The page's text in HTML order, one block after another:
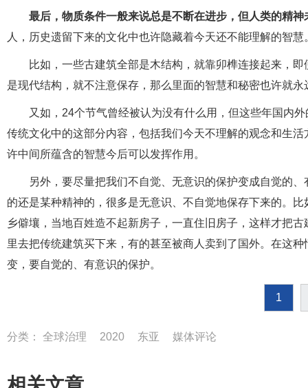
最后，物质条件一般来说总是不断在进步，但人类的精神
人，历史遗留下来的文化中也许隐藏着今天还不能理解的智慧
比如，一些古建筑全部是木结构，就靠卯榫连接起来，
是现代结构，就不注意保存，那么里面的智慧和秘密也许就永
又如，24个节气曾经被认为没有什么用，但这些年国内
传统文化中的这部分内容，包括我们今天不理解的观念和生
许中间所蕴含的智慧今后可以发挥作用。
另外，要尽量把我们不自觉、无意识的保护变成自觉的
的还是某种精神的，很多是无意识、不自觉地保存下来的。
乡僻壤，当地百姓造不起新房子，一直住旧房子，这样才把
里去把传统建筑买下来，有的甚至被商人卖到了国外。在这
变，要自觉的、有意识的保护。
1
分类： 全球治理 2020 东亚 媒体评论